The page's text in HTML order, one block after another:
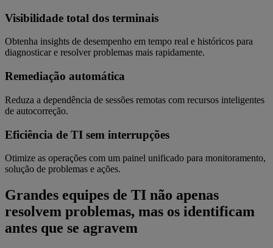
Visibilidade total dos terminais
Obtenha insights de desempenho em tempo real e históricos para
diagnosticar e resolver problemas mais rapidamente.
Remediação automática
Reduza a dependência de sessões remotas com recursos inteligentes
de autocorreção.
Eficiência de TI sem interrupções
Otimize as operações com um painel unificado para monitoramento,
solução de problemas e ações.
Grandes equipes de TI não apenas
resolvem problemas, mas os identificam
antes que se agravem